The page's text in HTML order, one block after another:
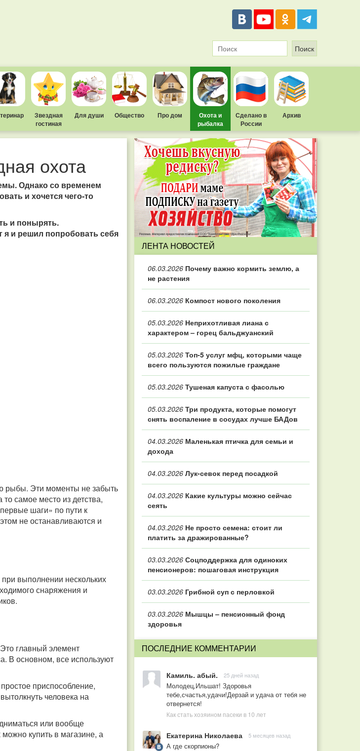
Звездная
гостиная
Для души Общество Про дом
Охота и
рыбалка
Сделано в
России
Архив
охота
Однако со временем
и хочется чего-то
и понырять.
и решил попробовать себя
рыбы. Эти моменты не забыть
самое место из детства,
шаги» по пути к
не останавливаются и
выполнении нескольких
снаряжения и
главный элемент
В основном, все используют
приспособление,
человека на
или вообще
купить в магазине, а
ЛЕНТА НОВОСТЕЙ
06.03.2026 Почему важно кормить землю, а
не растения
06.03.2026 Компост нового поколения
05.03.2026 Неприхотливая лиана с
характером – горец бальджуанский
05.03.2026 Топ‑5 услуг мфц, которыми чаще
всего пользуются пожилые граждане
05.03.2026 Тушеная капуста с фасолью
05.03.2026 Три продукта, которые помогут
снять воспаление в сосудах лучше БАДов
04.03.2026 Маленькая птичка для семьи и
дохода
04.03.2026 Лук-севок перед посадкой
04.03.2026 Какие культуры можно сейчас
сеять
04.03.2026 Не просто семена: стоит ли
платить за дражированные?
03.03.2026 Соцподдержка для одиноких
пенсионеров: пошаговая инструкция
03.03.2026 Грибной суп с перловкой
03.03.2026 Мышцы – пенсионный фонд
здоровья
ПОСЛЕДНИЕ КОММЕНТАРИИ
Камиль. абый. 25 дней назад
Молодец,Ильшат! Здоровья
тебе,счастья,удачи!Дерзай и удача от тебя не
отвернется!
Как стать хозяином пасеки в 10 лет
Екатерина Николаева 5 месяцев назад
А где скорпионы?